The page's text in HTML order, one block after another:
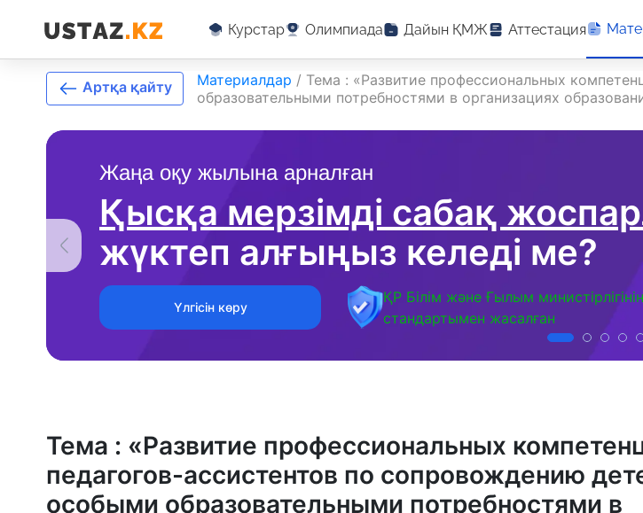
Курстар Олимпиада Дайын ҚМЖ Аттестация
Жаңа оқу жылына арналған
Қысқа мерзімді сабақ
жүктеп алғыңыз келеді ме?
Үлгісін көру
ҚР Білім және Ғылым министірлігінің
стандартымен жасалған
Артқа қайту Материалдар / Тема : «Развитие профессиональных
образовательными потребностями в организациях
Тема : «Развитие профессиональных
педагогов-ассистентов по сопровождению
особыми образовательными потребностями в